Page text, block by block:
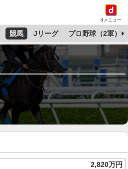
dメニュー
競馬 Jリーグ プロ野球（2軍）
2,820万円